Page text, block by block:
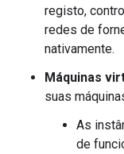
registo,
redes de
nativamente.
Máquinas
suas
As
de